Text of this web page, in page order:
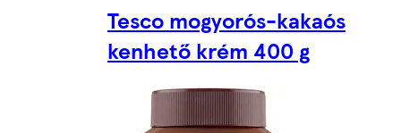
Tesco mogyorós-kakaós
kenhető krém 400 g